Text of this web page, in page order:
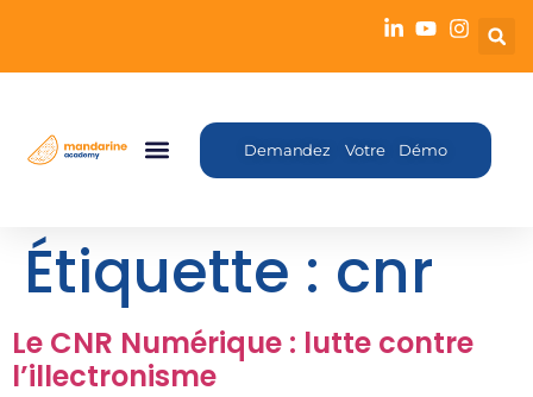
Demandez Votre Démo
Étiquette : cnr
Le CNR Numérique : lutte contre
l’illectronisme